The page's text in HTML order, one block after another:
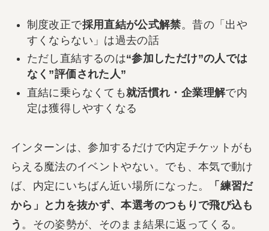
制度改正で採用直結が公式解禁。昔の「出や
すくならない」は過去の話
ただし直結するのは“参加しただけ”の人では
なく”評価された人”
直結に乗らなくても就活慣れ・企業理解で内
定は獲得しやすくなる
インターンは、参加するだけで内定チケットがも
らえる魔法のイベントやない。でも、本気で動け
ば、内定にいちばん近い場所になった。
「練習だ
から」と力を抜かず、本選考のつもりで飛び込も
う 。その姿勢が、そのまま結果に返ってくる。